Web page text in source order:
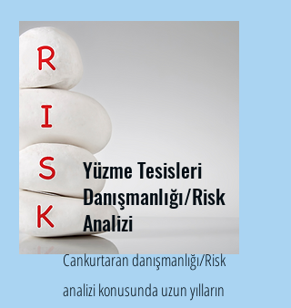
Yüzme Tesisleri
Danışmanlığı/Risk
Analizi
Cankurtaran danışmanlığı/Risk
analizi konusunda uzun yılların